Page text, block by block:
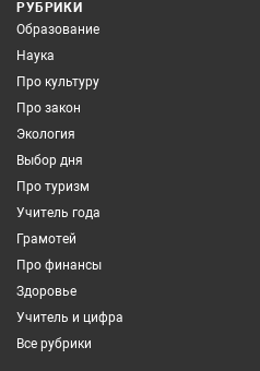
РУБРИКИ
Образование
Наука
Про культуру
Про закон
Экология
Выбор дня
Про туризм
Учитель года
Грамотей
Про финансы
Здоровье
Учитель и цифра
Все рубрики